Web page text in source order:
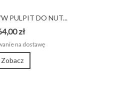
PULPIT DO NUT...
zł
na dostawę
Zobacz